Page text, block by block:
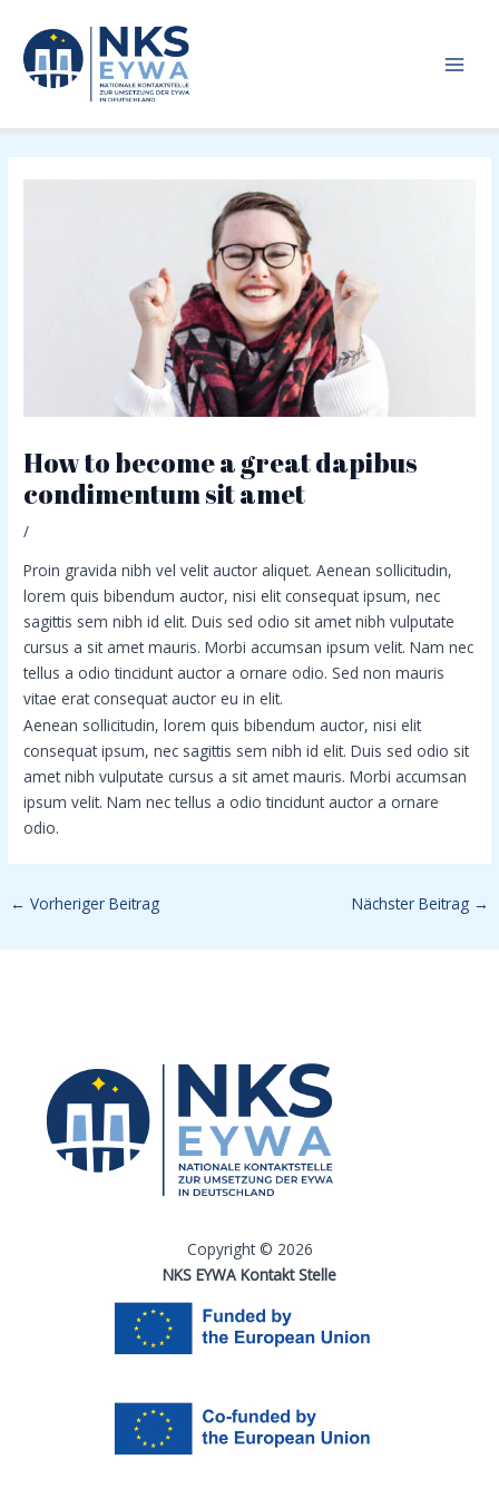
Inhalt
springen
How to become a great dapibus
condimentum sit amet
/
Proin gravida nibh vel velit auctor aliquet. Aenean sollicitudin,
lorem quis bibendum auctor, nisi elit consequat ipsum, nec
sagittis sem nibh id elit. Duis sed odio sit amet nibh vulputate
cursus a sit amet mauris. Morbi accumsan ipsum velit. Nam nec
tellus a odio tincidunt auctor a ornare odio. Sed non mauris
vitae erat consequat auctor eu in elit.
Aenean sollicitudin, lorem quis bibendum auctor, nisi elit
consequat ipsum, nec sagittis sem nibh id elit. Duis sed odio sit
amet nibh vulputate cursus a sit amet mauris. Morbi accumsan
ipsum velit. Nam nec tellus a odio tincidunt auctor a ornare
odio.
← Vorheriger Beitrag Nächster Beitrag →
Copyright © 2026
NKS EYWA Kontakt Stelle